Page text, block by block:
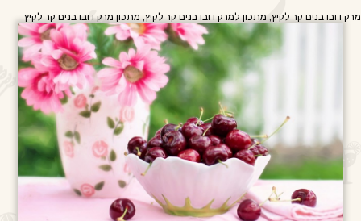
מרק דובדבנים קר לקיץ, מתכון למרק דובדבנים קר לקיץ, מתכון מרק דובדבנים קר לקיץ